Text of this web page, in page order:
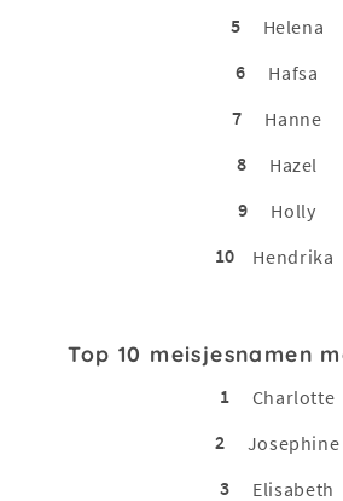
5
Helena
6
Hafsa
7
Hanne
8
Hazel
9
Holly
10
Hendrika
Top 10 meisjesnamen
1
Charlotte
2
Josephine
3
Elisabeth